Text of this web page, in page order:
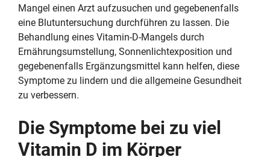
Mangel einen Arzt aufzusuchen und gegebenenfalls
eine Blutuntersuchung durchführen zu lassen. Die
Behandlung eines Vitamin-D-Mangels durch
Ernährungsumstellung, Sonnenlichtexposition und
gegebenenfalls Ergänzungsmittel kann helfen, diese
Symptome zu lindern und die allgemeine Gesundheit
zu verbessern.
Die Symptome bei zu viel
Vitamin D im Körper